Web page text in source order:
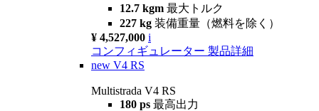
12.7 kgm 最大トルク
227 kg 装備重量（燃料を除く）
¥ 4,527,000 i
コンフィギュレーター 製品詳細
new V4 RS
Multistrada V4 RS
180 ps 最高出力